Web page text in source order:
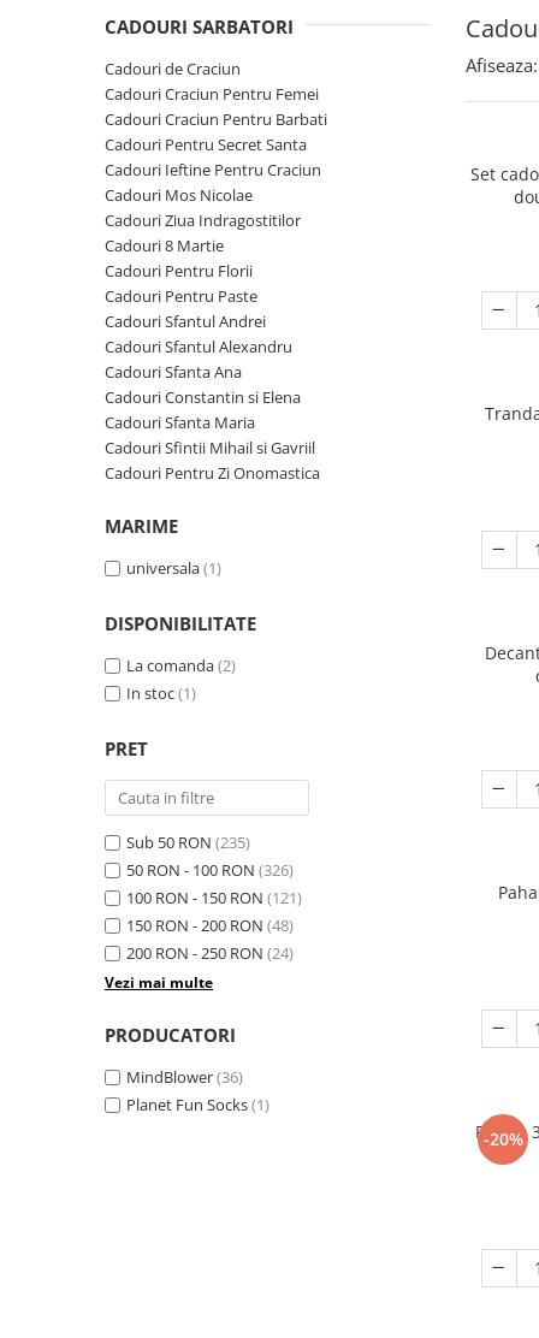
Cadouri Fete
Cadouri Haioase
Cadouri de Casa Noua
Cadouri Majorat
Cadouri pentru Nasi
Cadouri pentru Bunici
Cadouri pentru Prieteni
Cadouri pentru Sefi
Cel ce are tot
Cadouri Nunta si Cununie civila
Cani si Termosuri
Jocuri si Puzzle
Produse pentru Calatorie
Seturi de caligrafie
Cadouri Sfantul Alexandru
Cadouri Sfanta Ana
Cadouri Constantin si Elena
Cadouri Sfanta Maria
Cadouri Sfintii Mihail si Gavriil
CADOURI SARBATORI
Cadouri de Craciun
Cadouri Craciun Pentru Femei
Cadouri Craciun Pentru Barbati
Cadouri Pentru Secret Santa
Cadouri Ieftine Pentru Craciun
Cadouri Mos Nicolae
Cadouri Ziua Indragostitilor
Cadouri 8 Martie
Cadouri Pentru Florii
Cadouri Pentru Paste
Cadouri Sfantul Andrei
Cadouri Sfantul Alexandru
Cadouri Sfanta Ana
Cadouri Constantin si Elena
Cadouri Sfanta Maria
Cadouri Sfintii Mihail si Gavriil
Cadouri Pentru Zi Onomastica
MARIME
universala(1)
DISPONIBILITATE
La comanda(2)
In stoc(1)
PRET
Sub 50 RON (235)
50 RON - 100 RON (326)
100 RON - 150 RON (121)
150 RON - 200 RON (48)
200 RON - 250 RON (24)
Vezi mai multe
PRODUCATORI
MindBlower(36)
Planet Fun Socks(1)
Afiseaza:
Set
-20%
Puzzle